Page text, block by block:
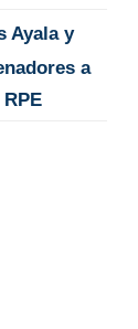
Ayala y
a